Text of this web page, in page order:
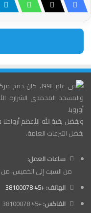
في عام ١٩٩٤،
والمسجد المحمدي الشرارة
أوروبا.
بفضل التبرعات العامة.
ساعات العمل:
من السبت إلى الخميس، من الساعة 10:00 صباحاً
الهاتف:+45 38100078
الفاكس:+45 38100078